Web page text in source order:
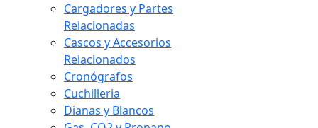
Cargadores y Partes
Relacionadas
Cascos y Accesorios
Relacionados
Cronógrafos
Cuchilleria
Dianas y Blancos